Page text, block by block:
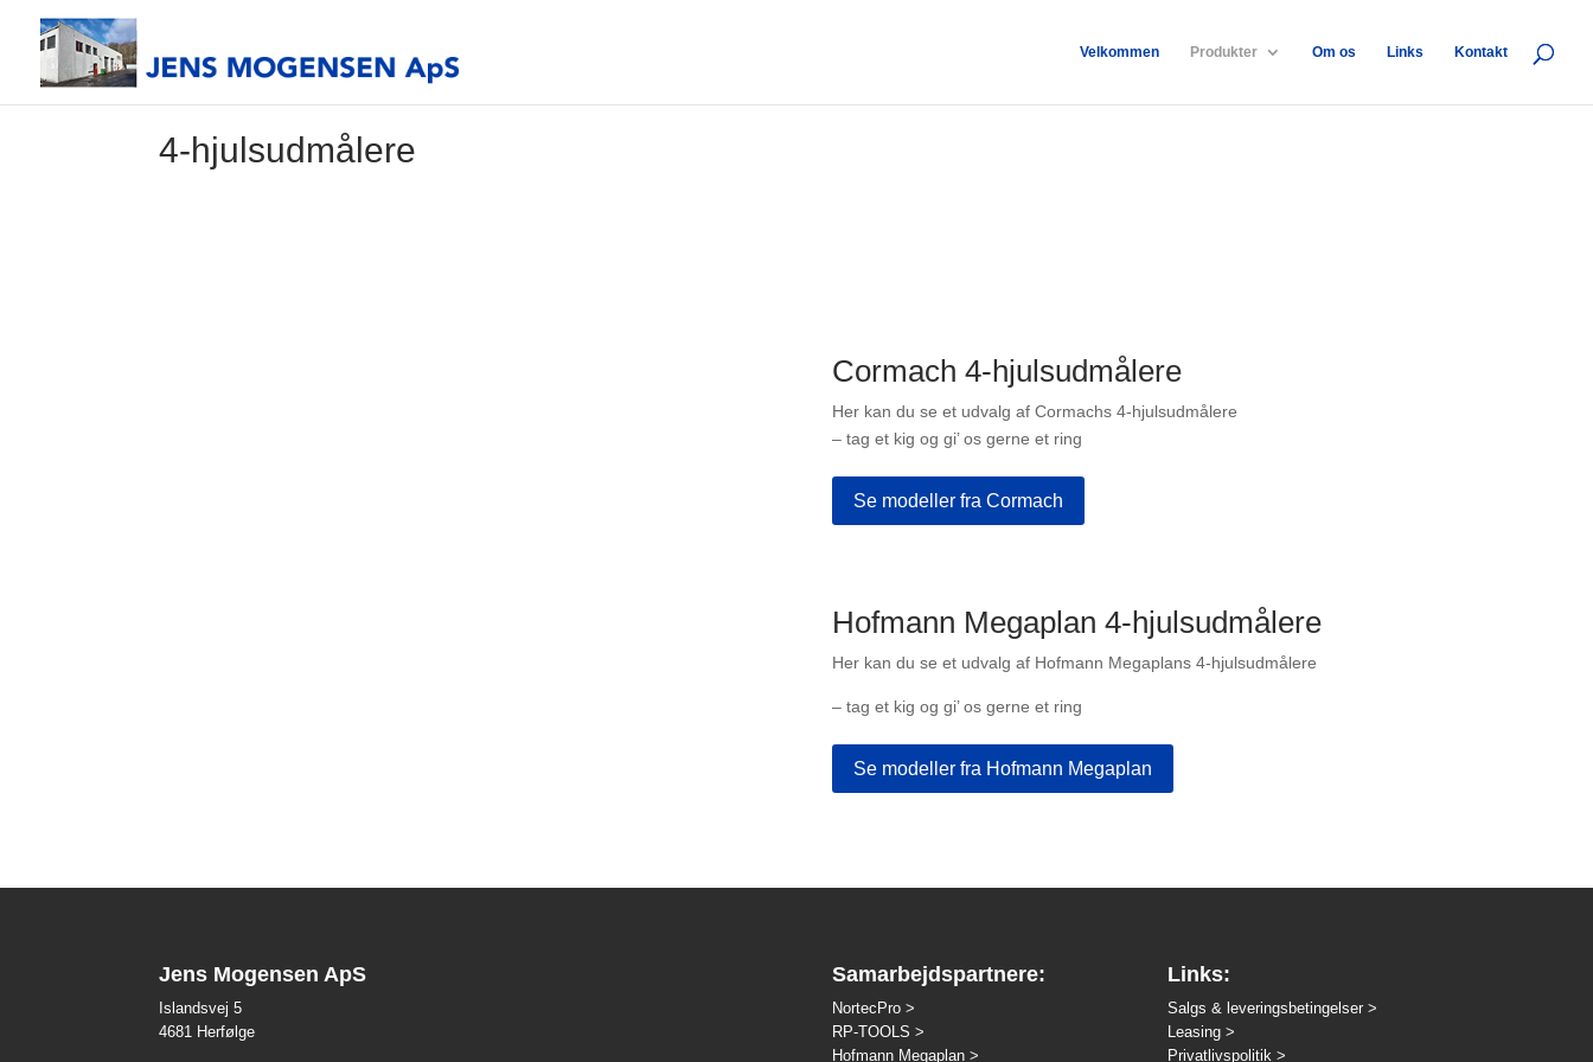
Velkommen Produkter Om os Links Kontakt
4-hjulsudmålere
Cormach 4-hjulsudmålere
Her kan du se et udvalg af Cormachs 4-hjulsudmålere
– tag et kig og gi’ os gerne et ring
Se modeller fra Cormach
Hofmann Megaplan 4-hjulsudmålere
Her kan du se et udvalg af Hofmann Megaplans 4-hjulsudmålere
– tag et kig og gi’ os gerne et ring
Se modeller fra Hofmann Megaplan
Jens Mogensen ApS
Islandsvej 5
4681 Herfølge
Samarbejdspartnere:
NortecPro >
RP-TOOLS >
Hofmann Megaplan >
Links:
Salgs & leveringsbetingelser >
Leasing >
Privatlivspolitik >